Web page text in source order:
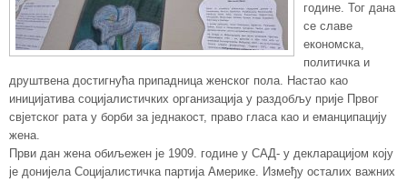
године. Тог дана
се славе
економска,
политичка и
друштвена достигнућа припадница женског пола. Настао као
иницијатива социјалистичких организација у раздобљу прије Првог
свјетског рата у борби за једнакост, право гласа као и еманципацију
жена.
Први дан жена обиљежен је 1909. године у САД- у декларацијом коју
је донијела Социјалистичка партија Америке. Између осталих важних